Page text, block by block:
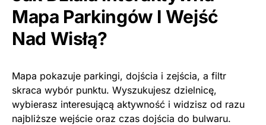
Mapa Parkingów I Wejść
Nad Wisłą?
Mapa pokazuje parkingi, dojścia i zejścia, a filtr
skraca wybór punktu. Wyszukujesz dzielnicę,
wybierasz interesującą aktywność i widzisz od razu
najbliższe wejście oraz czas dojścia do bulwaru.